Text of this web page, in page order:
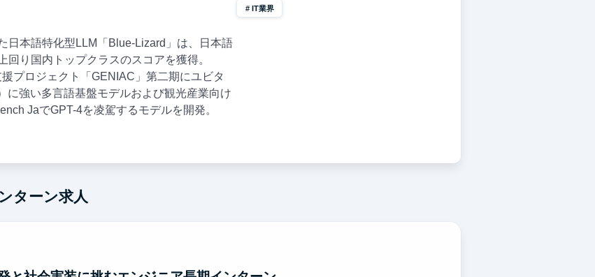
日本語特化型LLM「Blue-Lizard」は、日本語
り国内トップクラスのスコアを獲得。
プロジェクト「GENIAC」第二期にユビタ
に強い多言語基盤モデルおよび観光産業向け
JaでGPT-4を凌駕するモデルを開発。
IT業界
ターン求人